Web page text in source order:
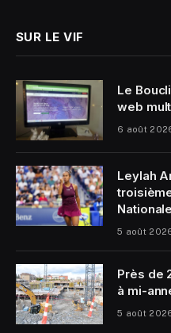
SUR LE VIF
Le
web
6 août
Leylah
Nationale
5 août
Près de
à mi-
5 août